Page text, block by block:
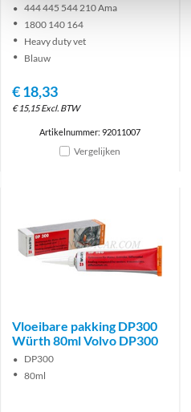
444 445 544 210 Ama
1800 140 164
Heavy duty vet
Blauw
€18,33
€15,15 Excl. BTW
Artikelnummer: 92011007
Vergelijken
Vloeibare pakking DP300
Würth 80ml Volvo DP300
DP300
80ml